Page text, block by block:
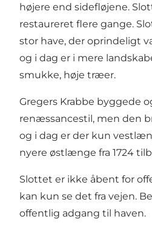
højere end sidefløjene.
restaureret flere gange.
stor have, der oprindeligt
og i dag er i mere
smukke, høje træer.
Gregers Krabbe byggede
renæssancestil, men den
og i dag er der kun
nyere østlænge fra 1724
Slottet er ikke åbent for
kan kun se det fra vejen.
offentlig adgang til haven.